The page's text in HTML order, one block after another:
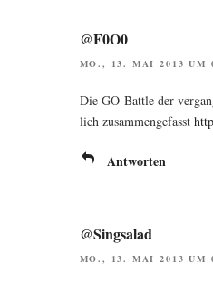
@F0O0
MO., 13. MAI 2013 UM
Die GO-Batt­le der
lich zusam­men­ge­fasst
Antworten
@Singsalad
MO., 13. MAI 2013 UM